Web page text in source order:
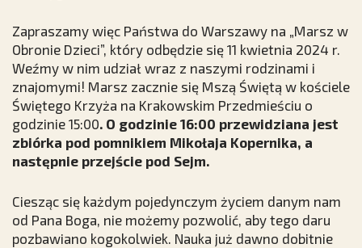
Zapraszamy więc Państwa do Warszawy na „Marsz w
Obronie Dzieci”, który odbędzie się 11 kwietnia 2024 r.
Weźmy w nim udział wraz z naszymi rodzinami i
znajomymi! Marsz zacznie się Mszą Świętą w kościele
Świętego Krzyża na Krakowskim Przedmieściu o
godzinie 15:00. O godzinie 16:00 przewidziana jest
zbiórka pod pomnikiem Mikołaja Kopernika, a
następnie przejście pod Sejm.
Ciesząc się każdym pojedynczym życiem danym nam
od Pana Boga, nie możemy pozwolić, aby tego daru
pozbawiano kogokolwiek. Nauka już dawno dobitnie